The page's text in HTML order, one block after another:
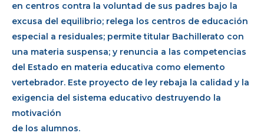
en centros contra la voluntad de sus padres bajo la
excusa del equilibrio; relega los centros de educación
especial a residuales; permite titular Bachillerato con
una materia suspensa; y renuncia a las competencias
del Estado en materia educativa como elemento
vertebrador. Este proyecto de ley rebaja la calidad y la
exigencia del sistema educativo destruyendo la
motivación
de los alumnos.